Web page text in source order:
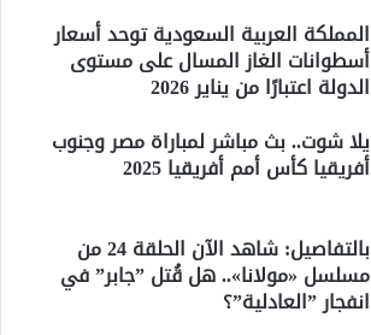
المملكة العربية السعودية توحد أسعار
أسطوانات الغاز المسال على مستوى
الدولة اعتبارًا من يناير 2026
يلا شوت.. بث مباشر لمباراة مصر وجنوب
أفريقيا كأس أمم أفريقيا 2025
بالتفاصيل: شاهد الآن الحلقة 24 من
مسلسل «مولانا».. هل قُتل ”جابر” في
انفجار ”العادلية”؟